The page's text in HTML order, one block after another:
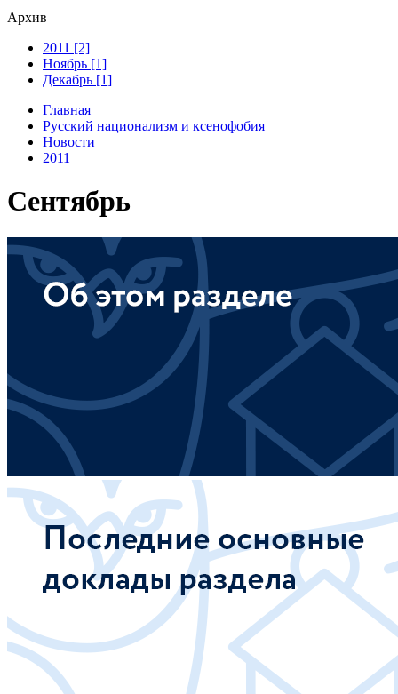
Архив
2011 [2]
Ноябрь [1]
Декабрь [1]
Главная
Русский национализм и ксенофобия
Новости
2011
Сентябрь